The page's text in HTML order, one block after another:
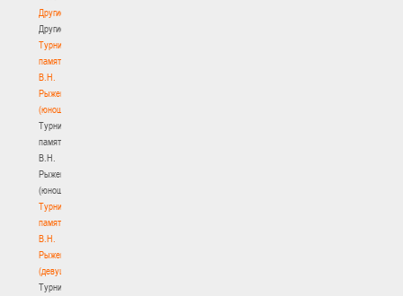
Другие
Другие
Турнир
памяти
В.Н.
Рыженкова
(юноши)
Турнир
памяти
В.Н.
Рыженкова
(юноши)
Турнир
памяти
В.Н.
Рыженкова
(девушки)
Турнир